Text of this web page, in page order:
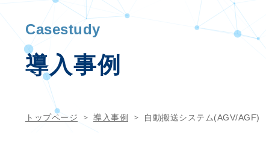
Casestudy
導入事例
トップページ 導入事例 自動搬送システム(AGV/AGF)